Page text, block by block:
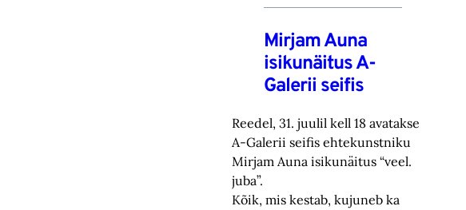
Mirjam Auna
isikunäitus A-
Galerii seifis
Reedel, 31. juulil kell 18 avatakse
A-Galerii seifis ehtekunstniku
Mirjam Auna isikunäitus “veel.
juba”.
Kõik, mis kestab, kujuneb ka